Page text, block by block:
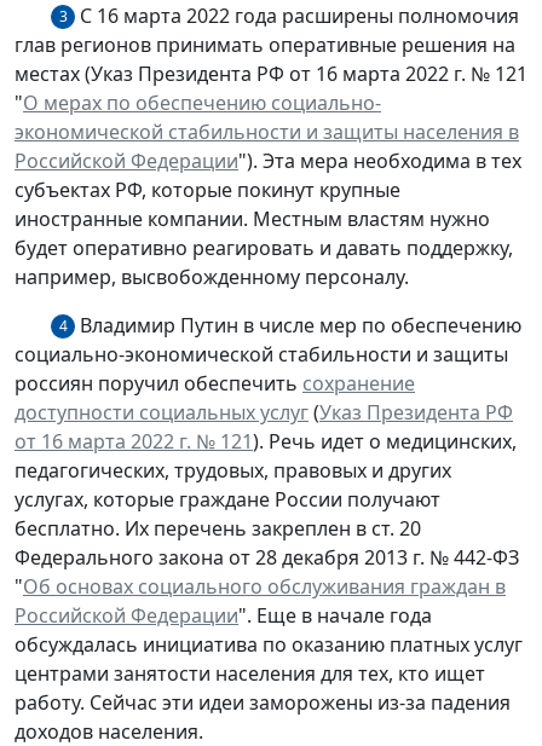
3
С 16 марта 2022 года расширены полномочия
глав регионов принимать оперативные решения на
местах (Указ Президента РФ от 16 марта 2022 г. № 121
"О мерах по обеспечению социально-
экономической стабильности и защиты населения в
Российской Федерации"). Эта мера необходима в тех
субъектах РФ, которые покинут крупные
иностранные компании. Местным властям нужно
будет оперативно реагировать и давать поддержку,
например, высвобожденному персоналу.
4
Владимир Путин в числе мер по обеспечению
социально-экономической стабильности и защиты
россиян поручил обеспечить сохранение
доступности социальных услуг(Указ Президента РФ
от 16 марта 2022 г. № 121). Речь идет о медицинских,
педагогических, трудовых, правовых и других
услугах, которые граждане России получают
бесплатно. Их перечень закреплен в ст. 20
Федерального закона от 28 декабря 2013 г. № 442-ФЗ
"Об основах социального обслуживания граждан в
Российской Федерации". Еще в начале года
обсуждалась инициатива по оказанию платных услуг
центрами занятости населения для тех, кто ищет
работу. Сейчас эти идеи заморожены из-за падения
доходов населения.